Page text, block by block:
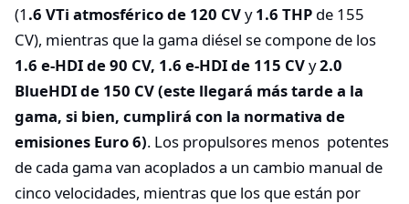
(1 .6 VTi atmosférico de 120 CVy1.6 THP de 155
CV), mientras que la gama diésel se compone de los
1.6 e-HDI de 90 CV, 1.6 e-HDI de 115 CVy2.0
BlueHDI de 150 CV (este llegará más tarde a la
gama, si bien, cumplirá con la normativa de
emisiones Euro 6). Los propulsores menos potentes
de cada gama van acoplados a un cambio manual de
cinco velocidades, mientras que los que están por